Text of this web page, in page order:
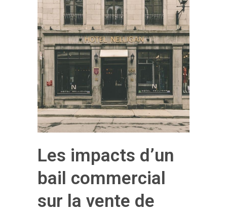
Les impacts d’un
bail commercial
sur la vente de